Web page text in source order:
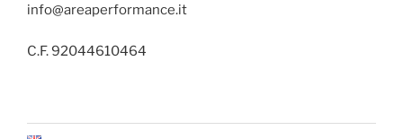
info@areaperformance.it
C.F. 92044610464